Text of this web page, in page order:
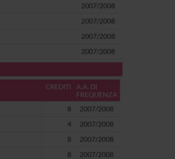
2007/2008
2007/2008
2007/2008
2007/2008
CREDITI
A.A. DI
FREQUENZA
8
2007/2008
4
2007/2008
8
2007/2008
8
2007/2008